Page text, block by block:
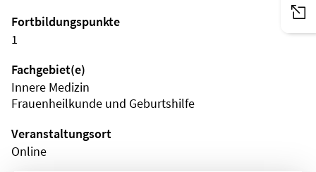
Fortbildungspunkte
1
Fachgebiet(e)
Innere Medizin
Frauenheilkunde und Geburtshilfe
Veranstaltungsort
Online